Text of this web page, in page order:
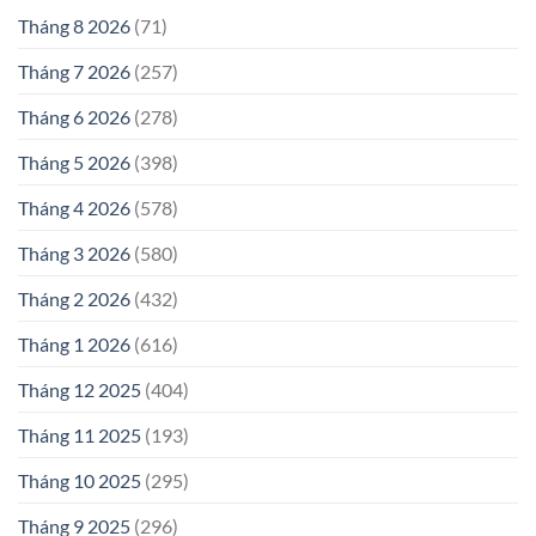
Tháng 8 2026 (71)
Tháng 7 2026 (257)
Tháng 6 2026 (278)
Tháng 5 2026 (398)
Tháng 4 2026 (578)
Tháng 3 2026 (580)
Tháng 2 2026 (432)
Tháng 1 2026 (616)
Tháng 12 2025 (404)
Tháng 11 2025 (193)
Tháng 10 2025 (295)
Tháng 9 2025 (296)